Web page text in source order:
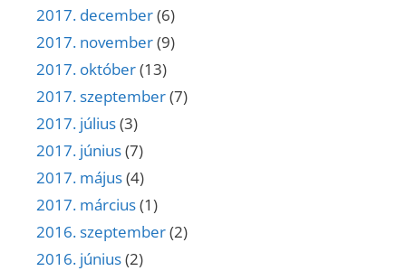
2017. december(6)
2017. november(9)
2017. október(13)
2017. szeptember(7)
2017. július(3)
2017. június(7)
2017. május(4)
2017. március(1)
2016. szeptember(2)
2016. június(2)